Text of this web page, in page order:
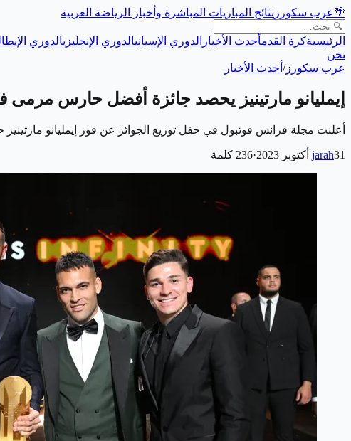
🌴عرب سكورز نتائج المباريات المباشرة وأخبار الرياضة العربية
الرئيسيةكرة القدمأحدث الأخبار الدوري الإسبانيالدوري الإنجليزيالدوري
نحن
عرب سكورز/ أحدث الأخبار
إيمليانو مارتينيز يحصد جائزة أفضل حارس مرمى
أعلنت مجلة فرانس فوتبول في حفل توزيع الجوائز عن فوز إيمليانو مارتينيز حارس
jarah31 أكتوبر 2023 ·
236 كلمة